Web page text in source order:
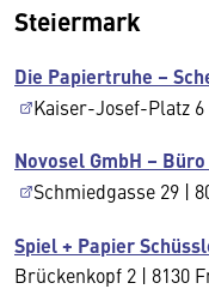
Steiermark
Die Papiertruhe –
Kaiser-Josef-Platz 6
Novosel GmbH –
Schmiedgasse 29 |
Spiel + Papier
Brückenkopf 2 | 8130